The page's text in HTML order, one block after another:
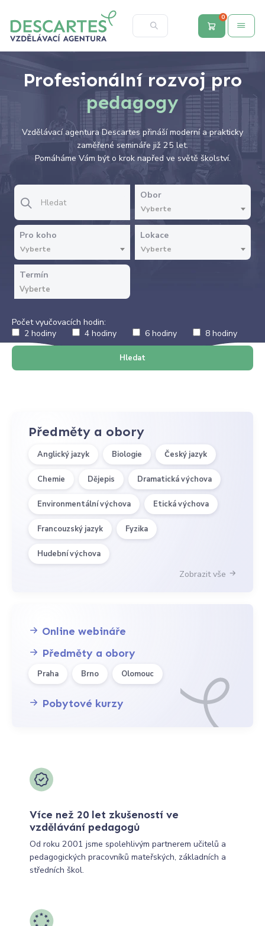
0
Profesionální rozvoj pro
pedagogy
Vzdělávací agentura Descartes přináší moderní a prakticky
zaměřené semináře již 25 let.
Pomáháme Vám být o krok napřed ve světě školství.
Obor
Vyberte
Pro koho
Vyberte
Lokace
Vyberte
Termín
Počet vyučovacích hodin:
2 hodiny
4 hodiny 6 hodiny 8 hodiny
Hledat
Předměty a obory
Anglický jazyk Biologie Český jazyk
Chemie Dějepis Dramatická výchova
Environmentální výchova Etická výchova
Francouzský jazyk Fyzika
Hudební výchova
Zobrazit vše
Online webináře
Předměty a obory
Praha Brno Olomouc
Pobytové kurzy
Více než 20 let zkušeností ve
vzdělávání pedagogů
Od roku 2001 jsme spolehlivým partnerem učitelů a
pedagogických pracovníků mateřských, základních a
středních škol.